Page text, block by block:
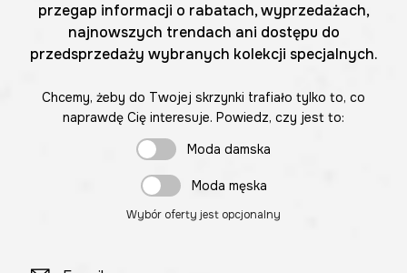
przegap informacji o rabatach, wyprzedażach,
najnowszych trendach ani dostępu do
przedsprzedaży wybranych kolekcji specjalnych.
Chcemy, żeby do Twojej skrzynki trafiało tylko to, co
naprawdę Cię interesuje. Powiedz, czy jest to:
Moda damska
Moda męska
Wybór oferty jest opcjonalny